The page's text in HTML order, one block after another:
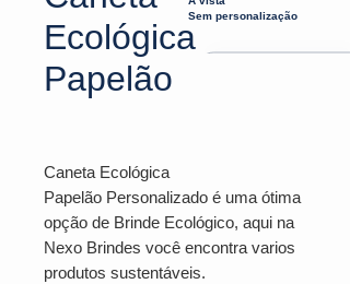
Ecológica
Papelão
Caneta Ecológica
Papelão Personalizado é uma ótima
opção de Brinde Ecológico, aqui na
Nexo Brindes você encontra varios
produtos sustentáveis.
Sem personalização